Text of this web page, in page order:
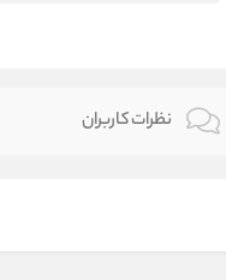
نظرات کاربران